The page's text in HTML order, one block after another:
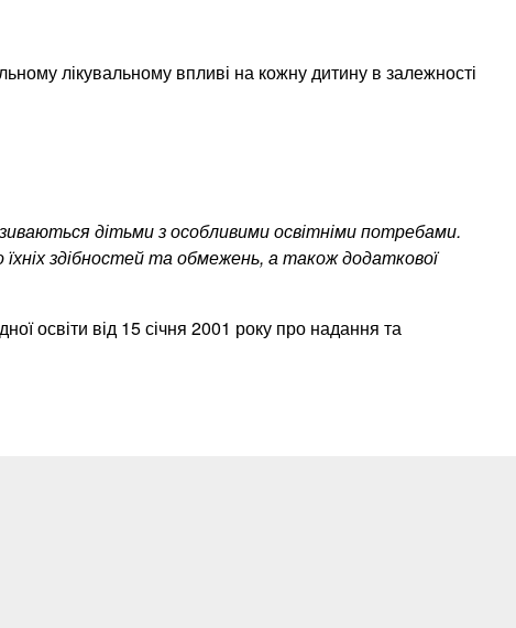
лікувальному впливі на кожну дитину в залежності
дітьми з особливими освітніми потребами.
здібностей та обмежень, а також додаткової
освіти від 15 січня 2001 року про надання та